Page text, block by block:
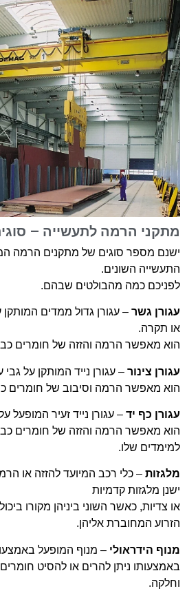
מתקני הרמה לתעשייה –
ישנם מספר סוגים של מתקנים הרמה
התעשייה השונים.
לפניכם כמה מהבולטים שבהם.
עגורן גשר – עגורן גדול ממדים
או תקרה.
הוא מאפשר הרמה והזזה של חומרים
עגורן צינור – עגורן נייד המותקן על גבי
הוא מאפשר הרמה וסיבוב של חומרים
עגורן כף יד – עגורן נייד זעיר המופעל
הוא מאפשר הרמה והזזה של חומרים
למימדים שלו.
מלגזות – כלי רכב המיועד להזזה או
ישנן מלגזות קדמיות
או צדיות, כאשר השוני ביניהן מקורו
הזרוע המחוברת אליהן.
מנוף הידראולי – מנוף המופעל
באמצעותו ניתן להרים או להסיט
וחלקה.